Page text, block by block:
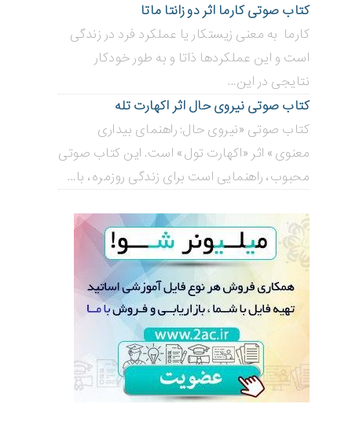
کتاب صوتی کارما اثر دو زانتا ماتا
کارما به معنی زیستکار یا عملکرد فرد در زندگی
است و این عملکردها ذاتا و به طور خودکار
نتایجی در این...
کتاب صوتی نیروی حال اثر اکهارت تله
کتاب صوتی «نیروی حال: راهنمای بیداری
معنوی» اثر «اکهارت تول» است. این کتاب صوتی
محبوب، راهنمایی است برای زندگی روزمره، با...